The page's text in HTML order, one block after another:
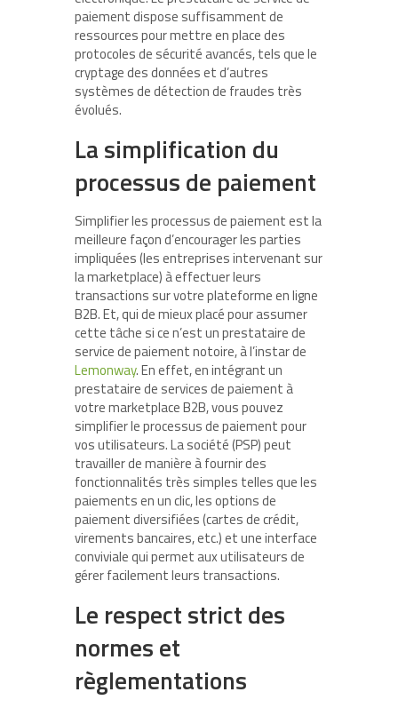
paiement dispose suffisamment de
ressources pour mettre en place des
protocoles de sécurité avancés, tels que le
cryptage des données et d’autres
systèmes de détection de fraudes très
évolués.
La simplification du
processus de paiement
Simplifier les processus de paiement est la
meilleure façon d’encourager les parties
impliquées (les entreprises intervenant sur
la marketplace) à effectuer leurs
transactions sur votre plateforme en ligne
B2B. Et, qui de mieux placé pour assumer
cette tâche si ce n’est un prestataire de
service de paiement notoire, à l’instar de
Lemonway. En effet, en intégrant un
prestataire de services de paiement à
votre marketplace B2B, vous pouvez
simplifier le processus de paiement pour
vos utilisateurs. La société (PSP) peut
travailler de manière à fournir des
fonctionnalités très simples telles que les
paiements en un clic, les options de
paiement diversifiées (cartes de crédit,
virements bancaires, etc.) et une interface
conviviale qui permet aux utilisateurs de
gérer facilement leurs transactions.
Le respect strict des
normes et
règlementations